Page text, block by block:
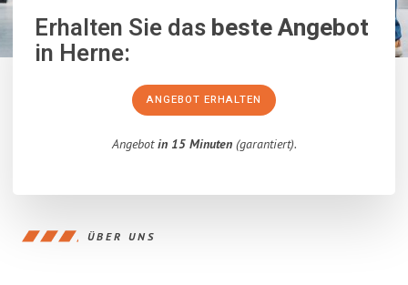
Erhalten Sie dasbeste Angebot
in Herne:
ANGEBOT ERHALTEN
Angebotin 15 Minuten(garantiert).
ÜBER UNS